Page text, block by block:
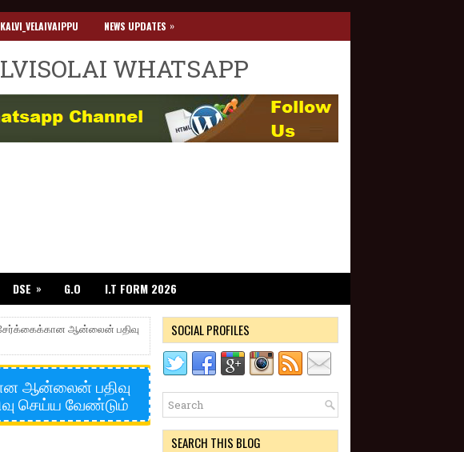
KALVI_VELAIVAIPPU NEWS UPDATES »
WHATSAPP
DSE » G.O I.T FORM 2026
சேர்க்கைக்கான ஆன்லைன் பதிவு
ஆன்லைன் பதிவு
செய்ய வேண்டும்
SOCIAL PROFILES
SEARCH THIS BLOG